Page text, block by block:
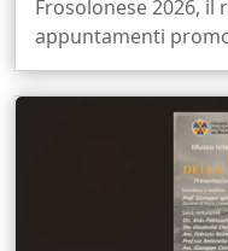
Frosolonese 2026, il
appuntamenti